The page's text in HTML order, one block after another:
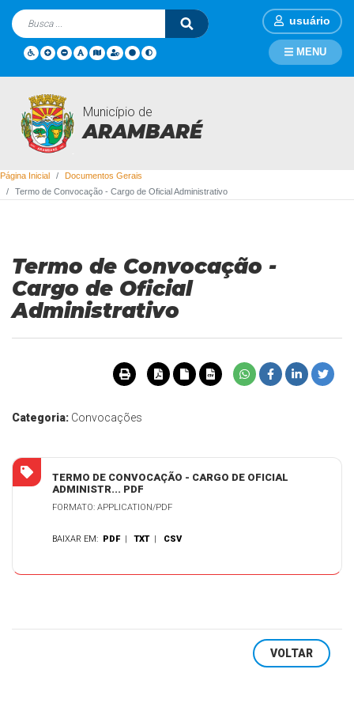
usuário
Município de
ARAMBARÉ
MENU
Documentos Gerais
Página Inicial
Documentos Gerais
Termo de Convocação - Cargo de Oficial Administrativo
Termo de Convocação -
Cargo de Oficial
Administrativo
Categoria: Convocações
TERMO DE CONVOCAÇÃO - CARGO DE OFICIAL
ADMINISTR... PDF
FORMATO: APPLICATION/PDF
BAIXAR EM: PDF |TXT | CSV
VOLTAR